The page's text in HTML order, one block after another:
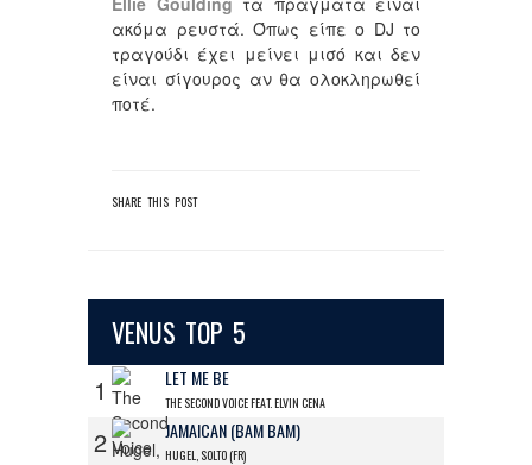
ακόμα ρευστά. Όπως είπε ο DJ το
τραγούδι έχει μείνει μισό και δεν
είναι σίγουρος αν θα ολοκληρωθεί
ποτέ.
SHARE THIS POST
VENUS TOP 5
1 LET ME BE
THE SECOND VOICE FEAT. ELVIN CENA
2 JAMAICAN (BAM BAM)
HUGEL, SOLTO (FR)